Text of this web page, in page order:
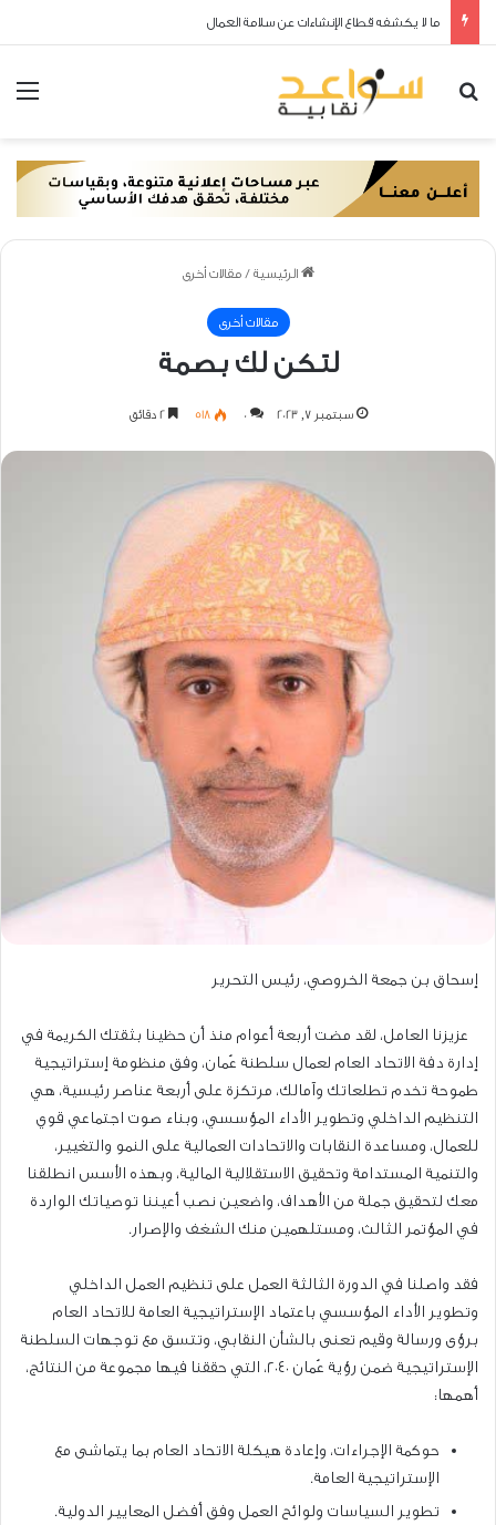
ما لا يكشفه قطاع الإنشاءات عن سلامة العمال
بحث عن
الرئيسية / مقالات أخرى
مقالات أخرى
لتكن لك بصمة
سبتمبر 7, 2023 0
518 2 دقائق
إسحاق بن جمعة الخروصي، رئيس التحرير
عزيزنا العامل، لقد مضت أربعة أعوام منذ أن حظينا بثقتك الكريمة في
إدارة دفة الاتحاد العام لعمال سلطنة عُمان، وفق منظومة إستراتيجية
طموحة تخدم تطلعاتك وآمالك، مرتكزة على أربعة عناصر رئيسية، هي
التنظيم الداخلي وتطوير الأداء المؤسسي، وبناء صوت اجتماعي قوي
للعمال، ومساعدة النقابات والاتحادات العمالية على النمو والتغيير،
والتنمية المستدامة وتحقيق الاستقلالية المالية، وبهذه الأسس انطلقنا
معك لتحقيق جملة من الأهداف، واضعين نصب أعيننا توصياتك الواردة
في المؤتمر الثالث، ومستلهمين منك الشغف والإصرار.
فقد واصلنا في الدورة الثالثة العمل على تنظيم العمل الداخلي
وتطوير الأداء المؤسسي باعتماد الإستراتيجية العامة للاتحاد العام
برؤى ورسالة وقيم تعنى بالشأن النقابي، وتتسق مع توجهات السلطنة
الإستراتيجية ضمن رؤية عُمان ٢٠٤٠، التي حققنا فيها مجموعة من النتائج،
أهمها:
حوكمة الإجراءات، وإعادة هيكلة الاتحاد العام بما يتماشى مع
الإستراتيجية العامة.
تطوير السياسات ولوائح العمل وفق أفضل المعايير الدولية.